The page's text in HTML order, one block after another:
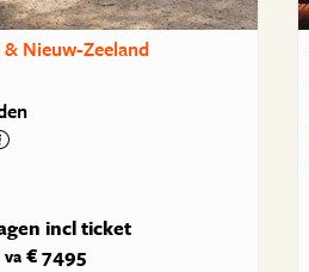
Nieuw-Zeeland
incl ticket
va€ 7495